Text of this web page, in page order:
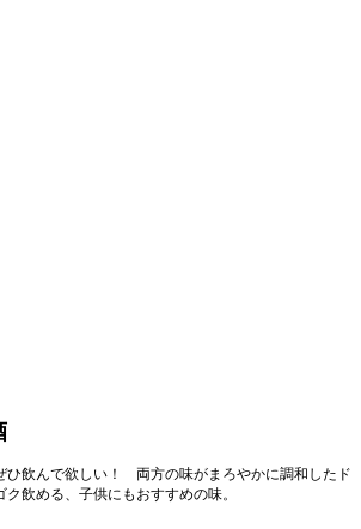
ひ飲んで欲しい！ 両方の味がまろやかに調和したド
飲める、子供にもおすすめの味。